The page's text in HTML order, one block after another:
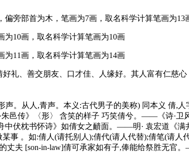
，偏旁部首为木，笔画为7画，取名科学计算笔画为13
为10画，取名科学计算笔画为10画
为11画，取名科学计算笔画为14画
礼、善交朋友、口才佳、人缘好。其人富有仁慈
形声。从人,青声。本义:古代男子的美称) 同本义
邑传》〈形〉 含笑的样子 巧笑倩兮。——《诗·卫
伏枕书怀诗》如倩女之靧面。——明· 袁宏道《满
某事 。如:倩人(请托别人);倩代(请人代替);倩笔(请
夫 [son-in-law]倩可承家如有子,俸能给祭胜无